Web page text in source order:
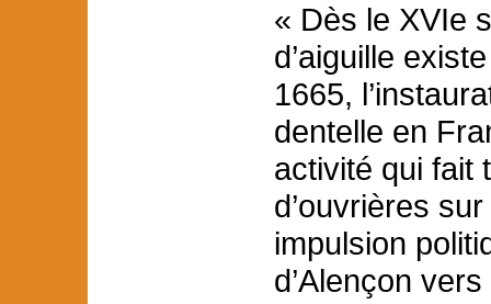
« Dès le XVIe
d’aiguille
1665,
dentelle en
activité qui fait
d’ouvrières
impulsion
d’Alençon